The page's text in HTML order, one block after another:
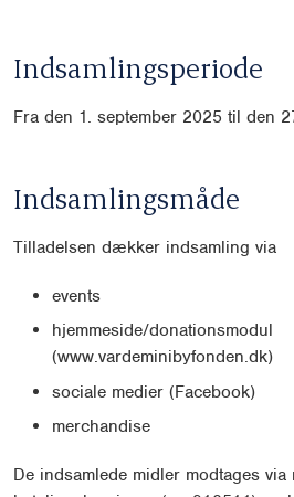
Indsamlingsperiode
Fra den 1. september 2025 til den
Indsamlingsmåde
Tilladelsen dækker indsamling via
events
hjemmeside/donationsmodul
(www.vardeminibyfonden.dk)
sociale medier (Facebook)
merchandise
De indsamlede midler modtages via